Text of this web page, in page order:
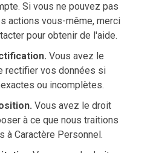
Si vous ne pouvez pas
actions vous-même, merci
pour obtenir de l'aide.
Vous avez le
rectifier vos données si
ou incomplètes.
Vous avez le droit
à ce que nous traitions
à Caractère Personnel.